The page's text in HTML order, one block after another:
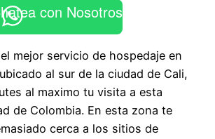
con Nosotros
mejor servicio de hospedaje en
al sur de la ciudad de Cali,
al maximo tu visita a esta
de Colombia. En esta zona te
cerca a los sitios de